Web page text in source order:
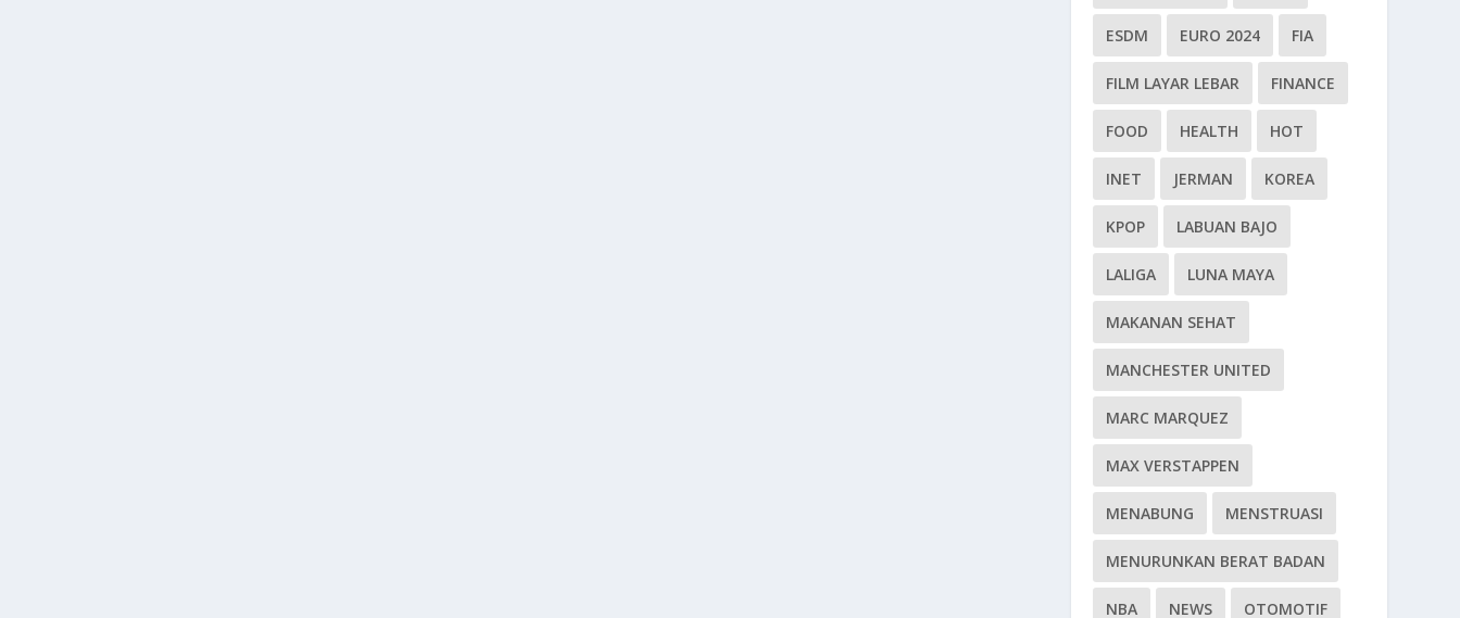
ESDM EURO 2024 FIA
FILM LAYAR LEBAR FINANCE
FOOD HEALTH HOT
INET JERMAN KOREA
KPOP LABUAN BAJO
LALIGA LUNA MAYA
MAKANAN SEHAT
MANCHESTER UNITED
MARC MARQUEZ
MAX VERSTAPPEN
MENABUNG MENSTRUASI
MENURUNKAN BERAT BADAN
NBA NEWS OTOMOTIF